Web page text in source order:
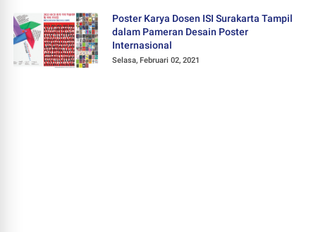
Poster Karya Dosen ISI Surakarta Tampil
dalam Pameran Desain Poster
Internasional
Selasa, Februari 02, 2021